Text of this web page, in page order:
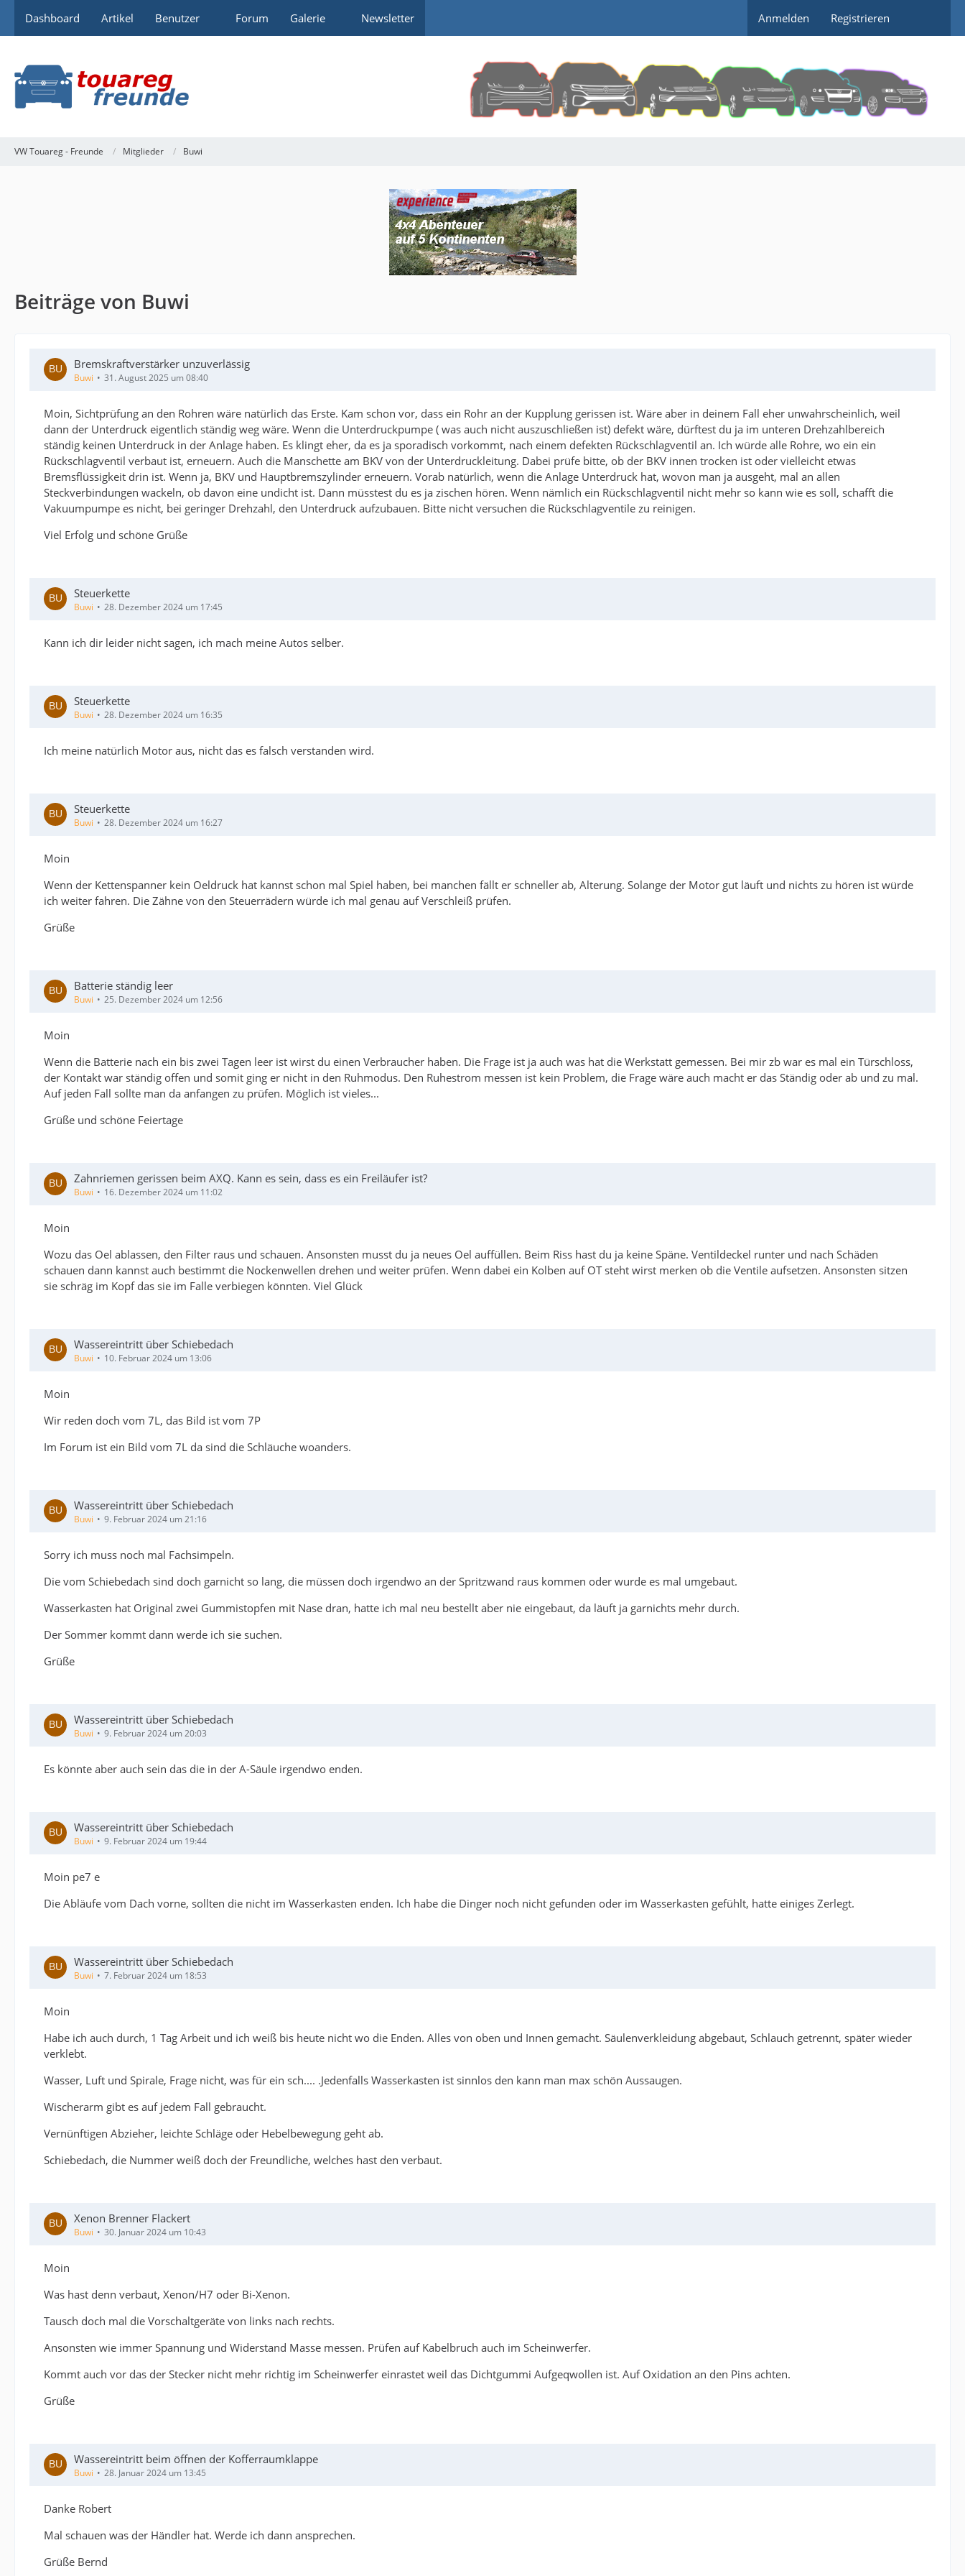
Dashboard Artikel Benutzer Forum Galerie Newsletter Anmelden Registrieren
VW Touareg - Freunde Mitglieder Buwi
Beiträge von Buwi
Bremskraftverstärker unzuverlässig
Buwi 31. August 2025 um 08:40
Moin, Sichtprüfung an den Rohren wäre natürlich das Erste. Kam schon vor, dass ein Rohr an der Kupplung gerissen ist. Wäre aber in deinem Fall eher unwahrscheinlich, weil
dann der Unterdruck eigentlich ständig weg wäre. Wenn die Unterdruckpumpe ( was auch nicht auszuschließen ist) defekt wäre, dürftest du ja im unteren Drehzahlbereich
ständig keinen Unterdruck in der Anlage haben. Es klingt eher, da es ja sporadisch vorkommt, nach einem defekten Rückschlagventil an. Ich würde alle Rohre, wo ein ein
Rückschlagventil verbaut ist, erneuern. Auch die Manschette am BKV von der Unterdruckleitung. Dabei prüfe bitte, ob der BKV innen trocken ist oder vielleicht etwas
Bremsflüssigkeit drin ist. Wenn ja, BKV und Hauptbremszylinder erneuern. Vorab natürlich, wenn die Anlage Unterdruck hat, wovon man ja ausgeht, mal an allen
Steckverbindungen wackeln, ob davon eine undicht ist. Dann müsstest du es ja zischen hören. Wenn nämlich ein Rückschlagventil nicht mehr so kann wie es soll, schafft die
Vakuumpumpe es nicht, bei geringer Drehzahl, den Unterdruck aufzubauen. Bitte nicht versuchen die Rückschlagventile zu reinigen.
Viel Erfolg und schöne Grüße
Steuerkette
Buwi 28. Dezember 2024 um 17:45
Kann ich dir leider nicht sagen, ich mach meine Autos selber.
Steuerkette
Buwi 28. Dezember 2024 um 16:35
Ich meine natürlich Motor aus, nicht das es falsch verstanden wird.
Steuerkette
Buwi 28. Dezember 2024 um 16:27
Moin
Wenn der Kettenspanner kein Oeldruck hat kannst schon mal Spiel haben, bei manchen fällt er schneller ab, Alterung. Solange der Motor gut läuft und nichts zu hören ist würde
ich weiter fahren. Die Zähne von den Steuerrädern würde ich mal genau auf Verschleiß prüfen.
Grüße
Batterie ständig leer
Buwi 25. Dezember 2024 um 12:56
Moin
Wenn die Batterie nach ein bis zwei Tagen leer ist wirst du einen Verbraucher haben. Die Frage ist ja auch was hat die Werkstatt gemessen. Bei mir zb war es mal ein Türschloss,
der Kontakt war ständig offen und somit ging er nicht in den Ruhmodus. Den Ruhestrom messen ist kein Problem, die Frage wäre auch macht er das Ständig oder ab und zu mal.
Auf jeden Fall sollte man da anfangen zu prüfen. Möglich ist vieles...
Grüße und schöne Feiertage
Zahnriemen gerissen beim AXQ. Kann es sein, dass es ein Freiläufer ist?
Buwi 16. Dezember 2024 um 11:02
Moin
Wozu das Oel ablassen, den Filter raus und schauen. Ansonsten musst du ja neues Oel auffüllen. Beim Riss hast du ja keine Späne. Ventildeckel runter und nach Schäden
schauen dann kannst auch bestimmt die Nockenwellen drehen und weiter prüfen. Wenn dabei ein Kolben auf OT steht wirst merken ob die Ventile aufsetzen. Ansonsten sitzen
sie schräg im Kopf das sie im Falle verbiegen könnten. Viel Glück
Wassereintritt über Schiebedach
Buwi 10. Februar 2024 um 13:06
Moin
Wir reden doch vom 7L, das Bild ist vom 7P
Im Forum ist ein Bild vom 7L da sind die Schläuche woanders.
Wassereintritt über Schiebedach
Buwi 9. Februar 2024 um 21:16
Sorry ich muss noch mal Fachsimpeln.
Die vom Schiebedach sind doch garnicht so lang, die müssen doch irgendwo an der Spritzwand raus kommen oder wurde es mal umgebaut.
Wasserkasten hat Original zwei Gummistopfen mit Nase dran, hatte ich mal neu bestellt aber nie eingebaut, da läuft ja garnichts mehr durch.
Der Sommer kommt dann werde ich sie suchen.
Grüße
Wassereintritt über Schiebedach
Buwi 9. Februar 2024 um 20:03
Es könnte aber auch sein das die in der A-Säule irgendwo enden.
Wassereintritt über Schiebedach
Buwi 9. Februar 2024 um 19:44
Moin pe7 e
Die Abläufe vom Dach vorne, sollten die nicht im Wasserkasten enden. Ich habe die Dinger noch nicht gefunden oder im Wasserkasten gefühlt, hatte einiges Zerlegt.
Wassereintritt über Schiebedach
Buwi 7. Februar 2024 um 18:53
Moin
Habe ich auch durch, 1 Tag Arbeit und ich weiß bis heute nicht wo die Enden. Alles von oben und Innen gemacht. Säulenverkleidung abgebaut, Schlauch getrennt, später wieder
verklebt.
Wasser, Luft und Spirale, Frage nicht, was für ein sch.... .Jedenfalls Wasserkasten ist sinnlos den kann man max schön Aussaugen.
Wischerarm gibt es auf jedem Fall gebraucht.
Vernünftigen Abzieher, leichte Schläge oder Hebelbewegung geht ab.
Schiebedach, die Nummer weiß doch der Freundliche, welches hast den verbaut.
Xenon Brenner Flackert
Buwi 30. Januar 2024 um 10:43
Moin
Was hast denn verbaut, Xenon/H7 oder Bi-Xenon.
Tausch doch mal die Vorschaltgeräte von links nach rechts.
Ansonsten wie immer Spannung und Widerstand Masse messen. Prüfen auf Kabelbruch auch im Scheinwerfer.
Kommt auch vor das der Stecker nicht mehr richtig im Scheinwerfer einrastet weil das Dichtgummi Aufgeqwollen ist. Auf Oxidation an den Pins achten.
Grüße
Wassereintritt beim öffnen der Kofferraumklappe
Buwi 28. Januar 2024 um 13:45
Danke Robert
Mal schauen was der Händler hat. Werde ich dann ansprechen.
Grüße Bernd